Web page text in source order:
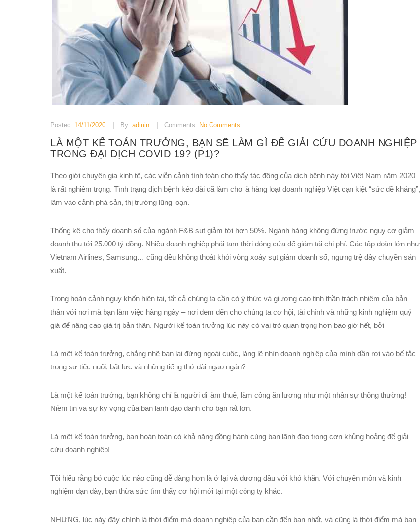
Posted: 14/11/2020 By: admin Comments: No Comments
LÀ MỘT KẾ TOÁN TRƯỞNG, BẠN SẼ LÀM GÌ ĐỂ GIẢI CỨU DOANH NGHIỆP
TRONG ĐẠI DỊCH COVID 19? (P1)?
Theo giới chuyên gia kinh tế, các viễn cảnh tính toán cho thấy tác động của dịch bệnh này tới Việt Nam năm 2020
là rất nghiêm trọng. Tình trạng dịch bệnh kéo dài đã làm cho là hàng loạt doanh nghiệp Việt cạn kiệt “sức đề kháng”,
lâm vào cảnh phá sản, thị trường lũng loạn.
Thống kê cho thấy doanh số của ngành F&B sụt giảm tới hơn 50%. Ngành hàng không đứng trước nguy cơ giảm
doanh thu tới 25.000 tỷ đồng. Nhiều doanh nghiệp phải tạm thời đóng cửa để giảm tải chi phí. Các tập đoàn lớn như
Vietnam Airlines, Samsung… cũng đều không thoát khỏi vòng xoáy sụt giảm doanh số, ngưng trệ dây chuyền sản
xuất.
Trong hoàn cảnh nguy khốn hiện tại, tất cả chúng ta cần có ý thức và giương cao tinh thần trách nhiệm của bản
thân với nơi mà bạn làm việc hàng ngày – nơi đem đến cho chúng ta cơ hội, tài chính và những kinh nghiệm quý
giá để nâng cao giá trị bản thân. Người kế toán trưởng lúc này có vai trò quan trọng hơn bao giờ hết, bởi:
Là một kế toán trưởng, chẳng nhẽ bạn lại đứng ngoài cuộc, lặng lẽ nhìn doanh nghiệp của mình dần rơi vào bế tắc
trong sự tiếc nuối, bất lực và những tiếng thở dài ngao ngán?
Là một kế toán trưởng, bạn không chỉ là người đi làm thuê, làm công ăn lương như một nhân sự thông thường!
Niềm tin và sự kỳ vọng của ban lãnh đạo dành cho bạn rất lớn.
Là một kế toán trưởng, bạn hoàn toàn có khả năng đồng hành cùng ban lãnh đạo trong cơn khủng hoảng để giải
cứu doanh nghiệp!
Tôi hiểu rằng bỏ cuộc lúc nào cũng dễ dàng hơn là ở lại và đương đầu với khó khăn. Với chuyên môn và kinh
nghiệm dạn dày, bạn thừa sức tìm thấy cơ hội mới tại một công ty khác.
NHƯNG, lúc này đây chính là thời điểm mà doanh nghiệp của bạn cần đến bạn nhất, và cũng là thời điểm mà bạn